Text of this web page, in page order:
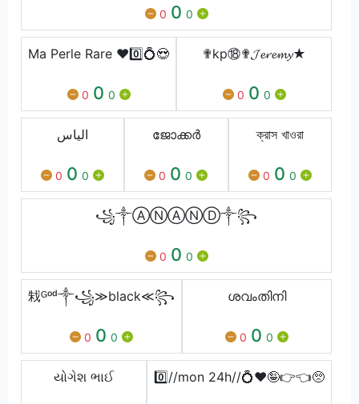
0 0 0
Ma Perle Rare ❤️0️⃣💍😍
0 0 0
✟kp⑱✟𝓙𝓮𝓻𝓮𝓶𝔂★
0 0 0
الیاس
0 0 0
ജോക്കർ
0 0 0
ক্রাস খাওরা
0 0 0
꧁༒ⒶⓃⒶⓃⒹ༒꧂
0 0 0
㦵ᴳᵒᵈ༒꧁≫black≪꧂
0 0 0
ശവംതിനി
0 0 0
યોગેશ ભાઈ 0️⃣//mon 24h//💍❤🤪👉👈🥺